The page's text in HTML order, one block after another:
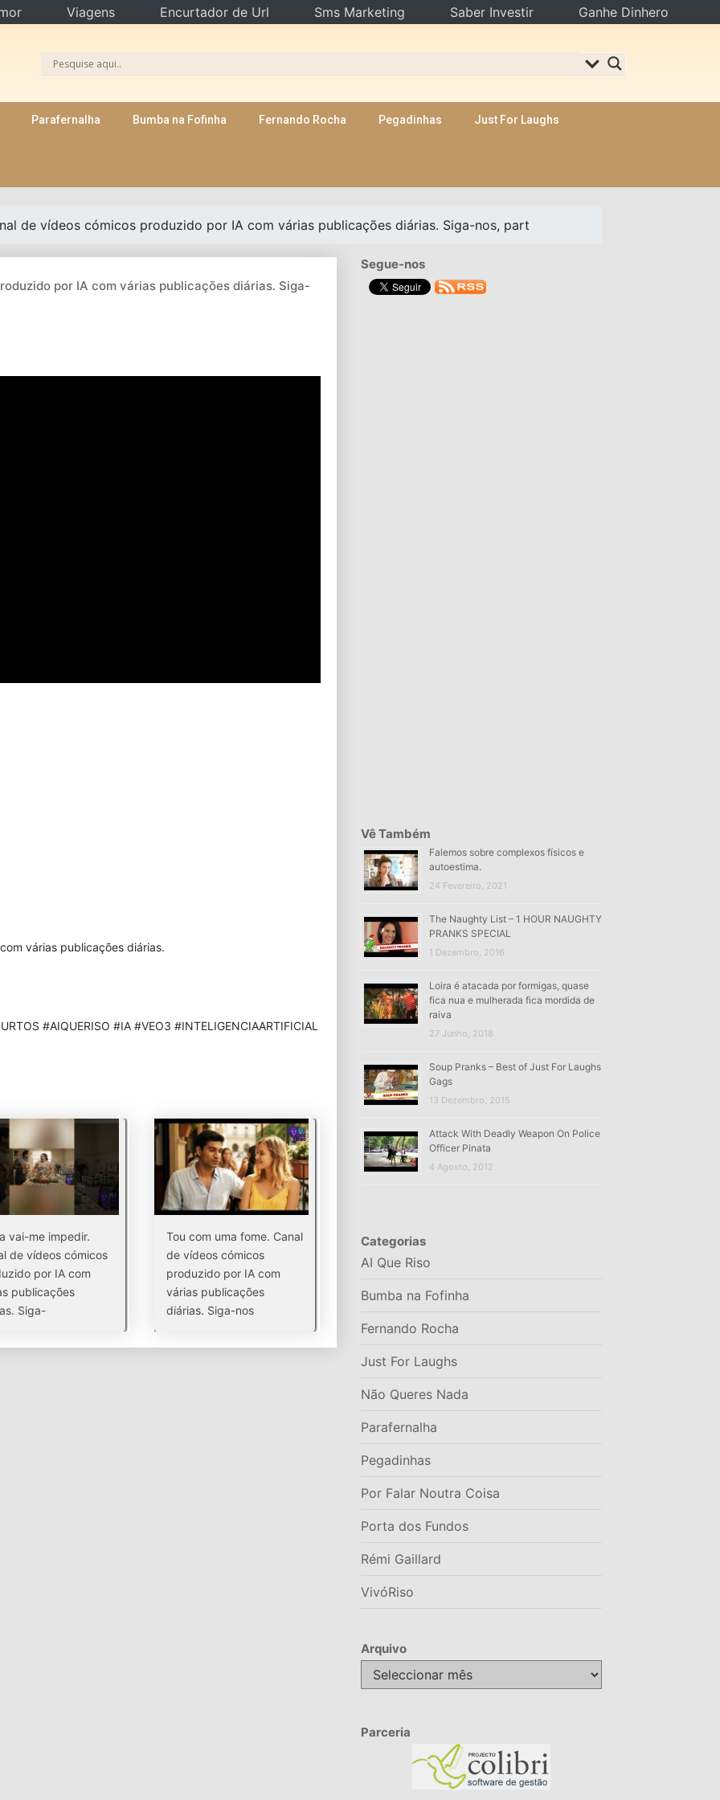
Parafernalha Bumba na Fofinha Fernando Rocha Pegadinhas Just For Laughs
de vídeos cómicos produzido por IA com várias publicações diárias. Siga-nos, part
por IA com várias publicações diárias. Siga-
várias publicações diárias.
#AIQUERISO #IA #VEO3 #INTELIGENCIAARTIFICIAL
vai-me impedir.
de vídeos cómicos
por IA com
publicações
Siga-
Tou com uma fome. Canal
de vídeos cómicos
produzido por IA com
várias publicações
diárias. Siga-nos
Segue-nos
Vê Também
Falemos sobre complexos físicos e
autoestima.
24 Fevereiro, 2021
The Naughty List – 1 HOUR NAUGHTY
PRANKS SPECIAL
1 Dezembro, 2016
Loira é atacada por formigas, quase
fica nua e mulherada fica mordida de
raiva
27 Junho, 2018
Soup Pranks – Best of Just For Laughs
Gags
13 Dezembro, 2015
Attack With Deadly Weapon On Police
Officer Pinata
4 Agosto, 2012
Categorias
AI Que Riso
Bumba na Fofinha
Fernando Rocha
Just For Laughs
Não Queres Nada
Parafernalha
Pegadinhas
Por Falar Noutra Coisa
Porta dos Fundos
Rémi Gaillard
VivóRiso
Arquivo
Arquivo
Parceria
Viagens Encurtador de Url Sms Marketing Saber Investir Ganhe Dinhero